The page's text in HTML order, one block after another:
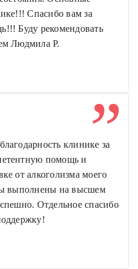
Спасибо вам за
Буду рекомендовать
Людмила Р.
клинике за
помощь и
от алкоголизма моего
выполнены на высшем
Отдельное спасибо